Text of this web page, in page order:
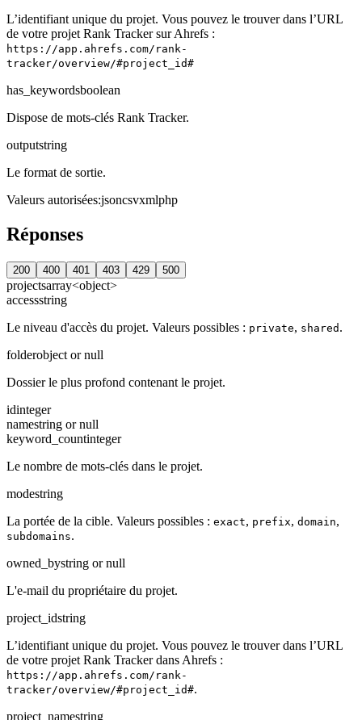
L’identifiant unique du projet. Vous pouvez le trouver dans l’URL
de votre projet Rank Tracker sur Ahrefs :
https://app.ahrefs.com/rank-
tracker/overview/#project_id#
has_keywordsboolean
Dispose de mots-clés Rank Tracker.
outputstring
Le format de sortie.
Valeurs autorisées:jsoncsvxmlphp
Réponses
200 400 401 403 429 500
projectsarray<object>
accessstring
Le niveau d'accès du projet. Valeurs possibles : private, shared .
folderobject or null
Dossier le plus profond contenant le projet.
idinteger
namestring or null
keyword_countinteger
Le nombre de mots-clés dans le projet.
modestring
La portée de la cible. Valeurs possibles : exact, prefix, domain,
subdomains.
owned_bystring or null
L'e-mail du propriétaire du projet.
project_idstring
L’identifiant unique du projet. Vous pouvez le trouver dans l’URL
de votre projet Rank Tracker dans Ahrefs :
https://app.ahrefs.com/rank-
tracker/overview/#project_id#.
project_namestring